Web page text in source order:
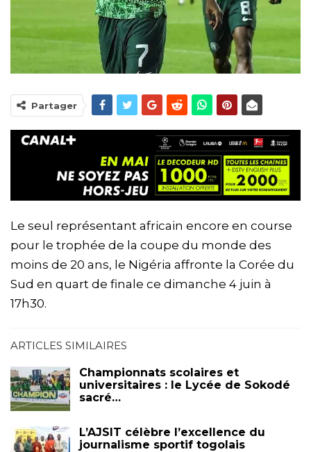
Partager
Le seul représentant africain encore en course
pour le trophée de la coupe du monde des
moins de 20 ans, le Nigéria affronte la Corée du
Sud en quart de finale ce dimanche 4 juin à
17h30.
ARTICLES SIMILAIRES
Championnats scolaires et
universitaires : le Lycée de Sokodé
sacré…
L’AJSIT célèbre l’excellence du
journalisme sportif togolais